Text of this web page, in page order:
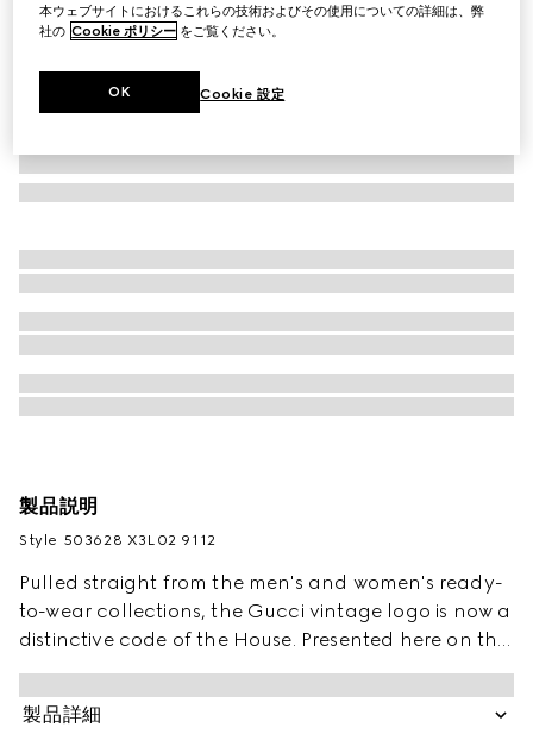
製品説明
Style ‎503628 X3L02 9112
Pulled straight from the men's and women's ready-
to-wear collections, the Gucci vintage logo is now a
distinctive code of the House. Presented here on the
front of a cotton jersey T-shirt and treated for a
distressed effect, the motif recalls retro inspired
prints from the '80s.
製品詳細
本ウェブサイトにおけるこれらの技術およびその使用についての詳細は、弊
社の Cookie ポリシー をご覧ください。
Cookie 設定
OK